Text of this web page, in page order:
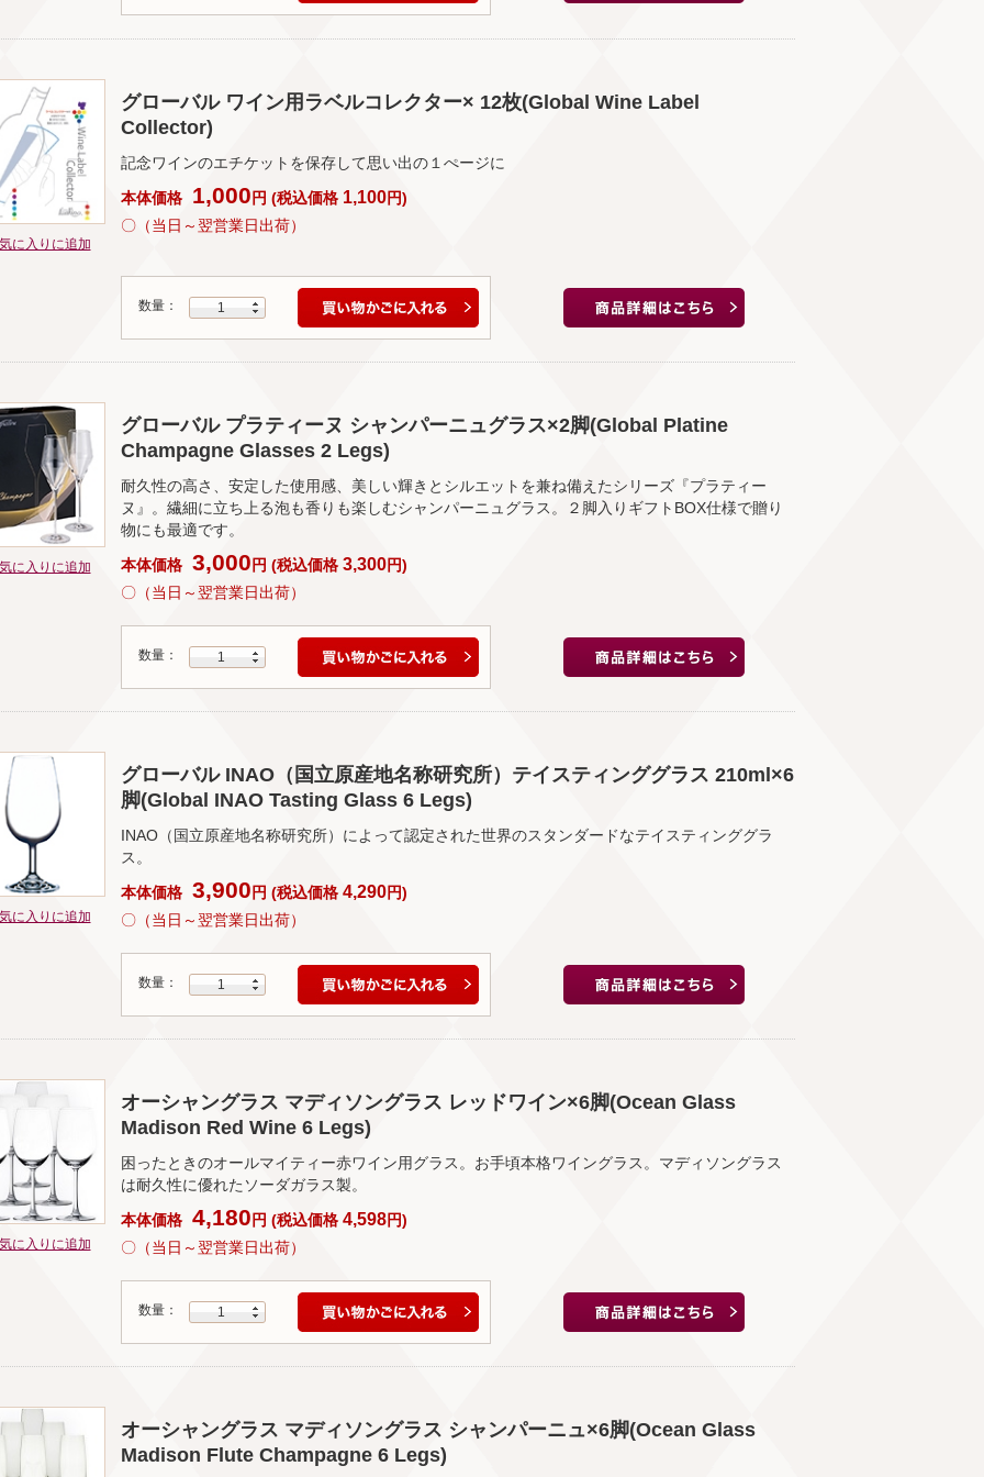
に入りに追加
グローバル ワイン用ラベルコレクター× 12枚(Global Wine Label
Collector)
記念ワインのエチケットを保存して思い出の１ぺージに
本体価格 1,000円 (税込価格 1,100円)
〇（当日～翌営業日出荷）
数量： 1
に入りに追加
グローバル プラティーヌ シャンパーニュグラス×2脚(Global Platine
Champagne Glasses 2 Legs)
耐久性の高さ、安定した使用感、美しい輝きとシルエットを兼ね備えたシリーズ『プラティー
ヌ』。繊細に立ち上る泡も香りも楽しむシャンパーニュグラス。２脚入りギフトBOX仕様で贈り
物にも最適です。
本体価格 3,000 円 (税込価格 3,300円)
〇（当日～翌営業日出荷）
数量： 1
に入りに追加
グローバル INAO（国立原産地名称研究所）テイスティンググラス 210ml×6
脚(Global INAO Tasting Glass 6 Legs)
INAO（国立原産地名称研究所）によって認定された世界のスタンダードなテイスティンググラ
ス。
本体価格 3,900 円 (税込価格 4,290円)
〇（当日～翌営業日出荷）
数量： 1
に入りに追加
オーシャングラス マディソングラス レッドワイン×6脚(Ocean Glass
Madison Red Wine 6 Legs)
困ったときのオールマイティー赤ワイン用グラス。お手頃本格ワイングラス。マディソングラス
は耐久性に優れたソーダガラス製。
本体価格 4,180 円 (税込価格4,598円)
〇（当日～翌営業日出荷）
数量： 1
オーシャングラス マディソングラス シャンパーニュ×6脚(Ocean Glass
Madison Flute Champagne 6 Legs)